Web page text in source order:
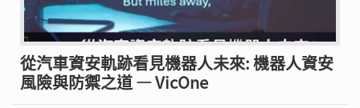
從汽車資安軌跡看見機器人未來: 機器人資安
風險與防禦之道 — VicOne